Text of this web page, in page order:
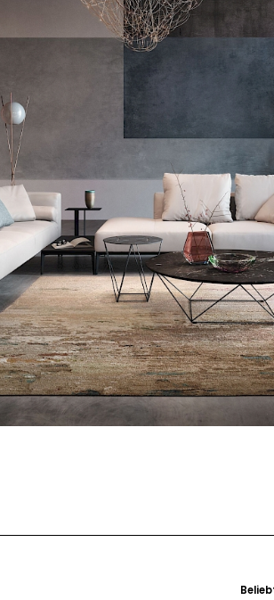
Chesterfield-Falten
Leder: Elen,
Gleiter Kunststoff (Stein-/